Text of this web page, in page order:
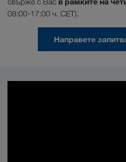
08:00-17:00 ч. CET).
Направете